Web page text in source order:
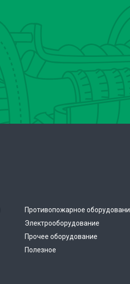
Противопожарное
Электрооборудование
Прочее оборудование
Полезное